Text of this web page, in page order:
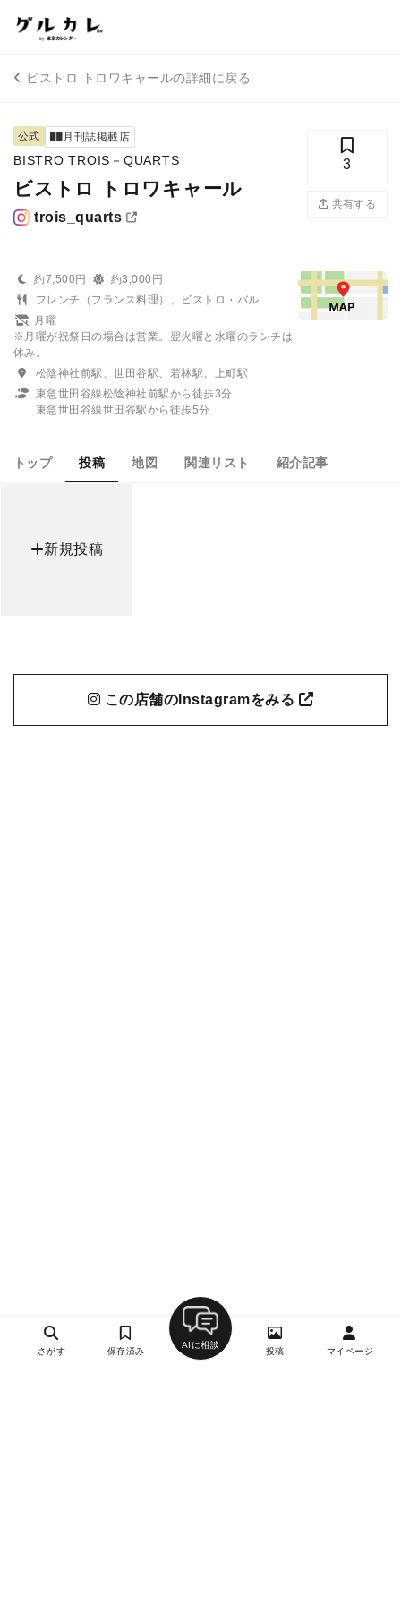
ビストロ トロワキャールの詳細に戻る
公式 月刊誌掲載店
BISTRO TROIS－QUARTS
ビストロ トロワキャール
trois_quarts
3
共有する
約7,500円
約3,000円
フレンチ（フランス料理）、ビストロ・バル
月曜
※月曜が祝祭日の場合は営業。翌火曜と水曜のランチは
休み。
松陰神社前駅、世田谷駅、若林駅、上町駅
東急世田谷線松陰神社前駅から徒歩3分
東急世田谷線世田谷駅から徒歩5分
トップ 投稿 地図 関連リスト 紹介記事
新規投稿
この店舗のInstagramをみる
さがす 保存済み
AIに相談
投稿 マイページ